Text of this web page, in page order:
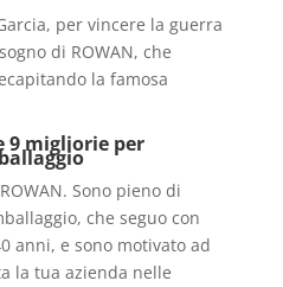
per vincere la guerra
di ROWAN, che
la famosa
9 migliorie per
Sono pieno di
che seguo con
anni, e sono motivato ad
la tua azienda nelle